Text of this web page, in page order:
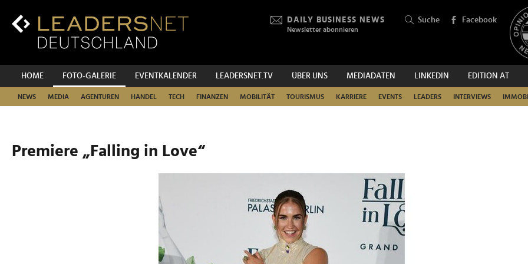
Inhalt
Hauptnavigation
DAILY BUSINESS NEWS
Newsletter abonnieren
Suche Facebook
HOME FOTO-GALERIE EVENTKALENDER LEADERSNET.TV ÜBER UNS MEDIADATEN LINKEDIN EDITION AT
NEWS MEDIA AGENTUREN HANDEL TECH FINANZEN MOBILITÄT TOURISMUS KARRIERE EVENTS LEADERS INTERVIEWS
SUCHEN
Premiere „Falling in Love“